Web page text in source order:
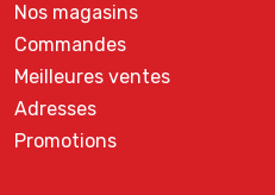
Nos magasins
Commandes
Meilleures ventes
Adresses
Promotions